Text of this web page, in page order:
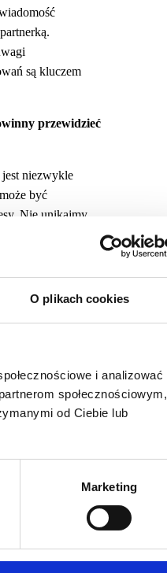
O plikach cookies
i analizować
społecznościowym,
od Ciebie lub
Marketing
są kluczem
przewidzieć
jest niezwykle
być
Nie unikajmy
nauczyć się
i zdobyć
Świat
do sukcesu
przynosi
kogoś,
niepowodzeń,
biznesu
nam
biznesie
odwagę
miejscach
potencjał,